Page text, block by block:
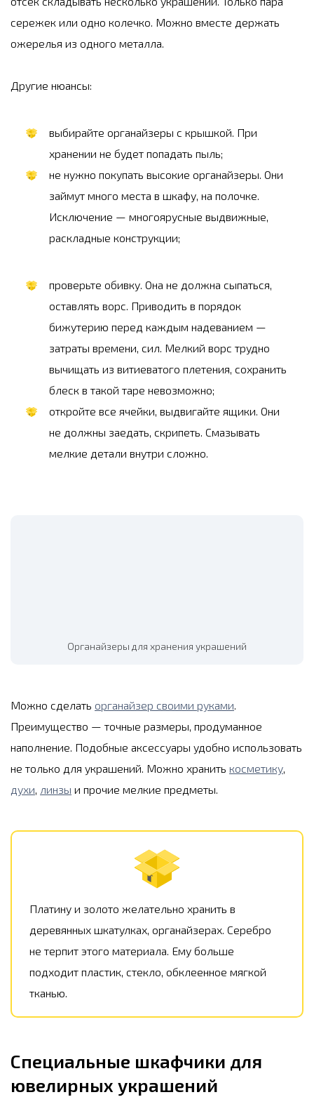
сережек или одно колечко. Можно вместе держать
ожерелья из одного металла.
Другие нюансы:
выбирайте органайзеры с крышкой. При
хранении не будет попадать пыль;
не нужно покупать высокие органайзеры. Они
займут много места в шкафу, на полочке.
Исключение — многоярусные выдвижные,
раскладные конструкции;
проверьте обивку. Она не должна сыпаться,
оставлять ворс. Приводить в порядок
бижутерию перед каждым надеванием —
затраты времени, сил. Мелкий ворс трудно
вычищать из витиеватого плетения, сохранить
блеск в такой таре невозможно;
откройте все ячейки, выдвигайте ящики. Они
не должны заедать, скрипеть. Смазывать
мелкие детали внутри сложно.
Органайзеры для хранения украшений
Можно сделать органайзер своими руками.
Преимущество — точные размеры, продуманное
наполнение. Подобные аксессуары удобно использовать
не только для украшений. Можно хранить косметику,
духи, линзы и прочие мелкие предметы.
Платину и золото желательно хранить в
деревянных шкатулках, органайзерах. Серебро
не терпит этого материала. Ему больше
подходит пластик, стекло, обклеенное мягкой
тканью.
Специальные шкафчики для
ювелирных украшений